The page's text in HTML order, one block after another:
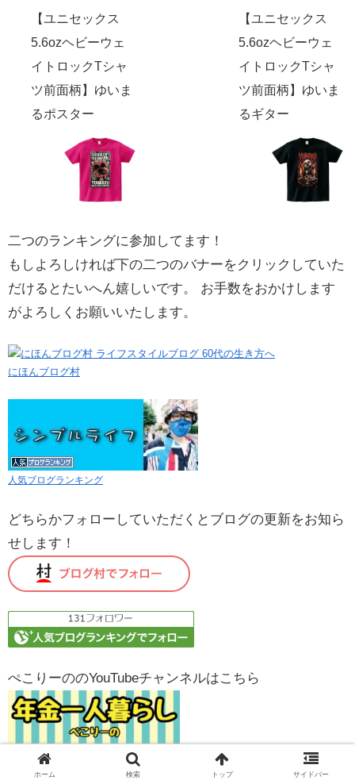
【ユニセックス
5.6ozヘビーウェ
イトロックTシャ
ツ前面柄】ゆいま
るポスター
【ユニセックス
5.6ozヘビーウェ
イトロックTシャ
ツ前面柄】ゆいま
るギター
二つのランキングに参加してます！
もしよろしければ下の二つのバナーをクリックしていた
だけるとたいへん嬉しいです。 お手数をおかけします
がよろしくお願いいたします。
にほんブログ村
人気ブログランキング
どちらかフォローしていただくとブログの更新をお知ら
せします！
ぺこりーののYouTubeチャンネルはこちら
ぺこりーののYouTubeチャンネルはこちら
ホーム 検索 トップ サイドバー